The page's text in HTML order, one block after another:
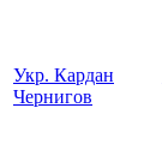
Укр. Кардан
Чернигов